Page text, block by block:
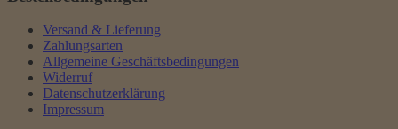
Versand & Lieferung
Zahlungsarten
Allgemeine Geschäftsbedingungen
Widerruf
Datenschutzerklärung
Impressum